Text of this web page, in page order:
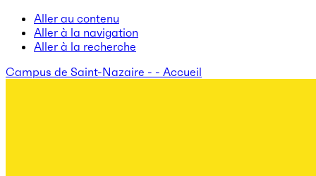
Aller au contenu
Aller à la navigation
Aller à la recherche
Campus de Saint-Nazaire - - Accueil